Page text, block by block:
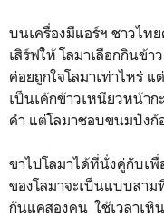
บนเครื่องมีแอร์ฯ ชาวไท
เสิร์ฟให้ โลมาเลือกกินข้
ค่อยถูกใจโลมาเท่าไหร่
เป็นเค้กข้าวเหนียวหน้า
คำ แต่โลมาชอบขนมปังก้
ขาไปโลมาได้ที่นั่งคู่กับเ
ของโลมาจะเป็นแบบสา
กันแค่สองคน ใช้เวลาเหิ